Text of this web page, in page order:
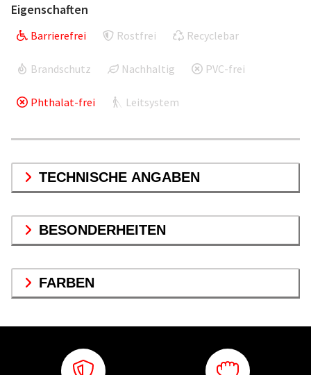
Eigenschaften
Barrierefrei Rostfrei Recyclebar
Brandschutz Nachhaltig PVC-frei
Phthalat-frei Leitsystem
TECHNISCHE ANGABEN
BESONDERHEITEN
FARBEN